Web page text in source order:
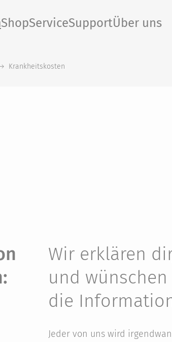
ShopServiceSupportÜber uns
Krankheitskosten
Wir erklären
und
die
Jeder von uns wird